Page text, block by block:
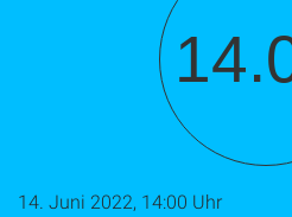
14. Juni 2022, 14:00 Uhr